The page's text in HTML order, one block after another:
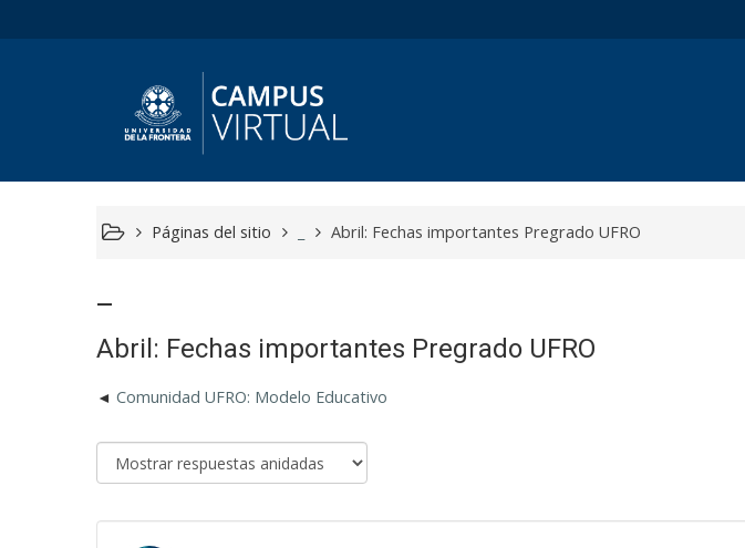
Páginas del sitio Abril: Fechas importantes Pregrado UFRO
Abril: Fechas importantes Pregrado UFRO
Comunidad UFRO: Modelo Educativo